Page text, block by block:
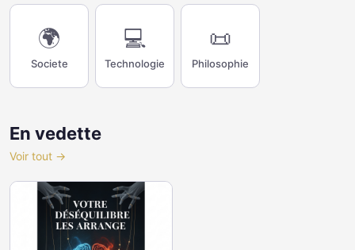
🌍
Societe
💻
Technologie
📜
Philosophie
En vedette
Voir tout →